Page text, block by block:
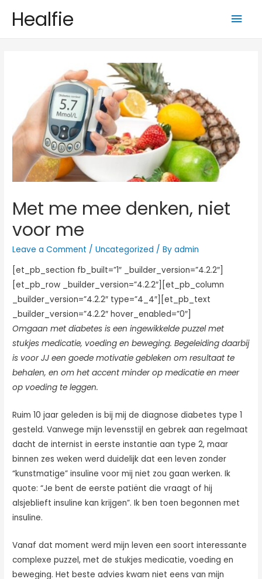
Healfie
Met me mee denken, niet
voor me
Leave a Comment /Uncategorized / Byadmin
[et_pb_section fb_built=”1″ _builder_version=”4.2.2″]
[et_pb_row _builder_version=”4.2.2″][et_pb_column
_builder_version=”4.2.2″ type=”4_4″][et_pb_text
_builder_version=”4.2.2″ hover_enabled=”0″]
Omgaan met diabetes is een ingewikkelde puzzel met
stukjes medicatie, voeding en beweging. Begeleiding daarbij
is voor JJ een goede motivatie gebleken om resultaat te
behalen, en om het accent minder op medicatie en meer
op voeding te leggen.
Ruim 10 jaar geleden is bij mij de diagnose diabetes type 1
gesteld. Vanwege mijn levensstijl en gebrek aan regelmaat
dacht de internist in eerste instantie aan type 2, maar
binnen zes weken werd duidelijk dat een leven zonder
“kunstmatige” insuline voor mij niet zou gaan werken. Ik
quote: “Je bent de eerste patiënt die vraagt of hij
alsjeblieft insuline kan krijgen”. Ik ben toen begonnen met
insuline.
Vanaf dat moment werd mijn leven een soort interessante
complexe puzzel, met de stukjes medicatie, voeding en
beweging. Het beste advies kwam niet eens van mijn